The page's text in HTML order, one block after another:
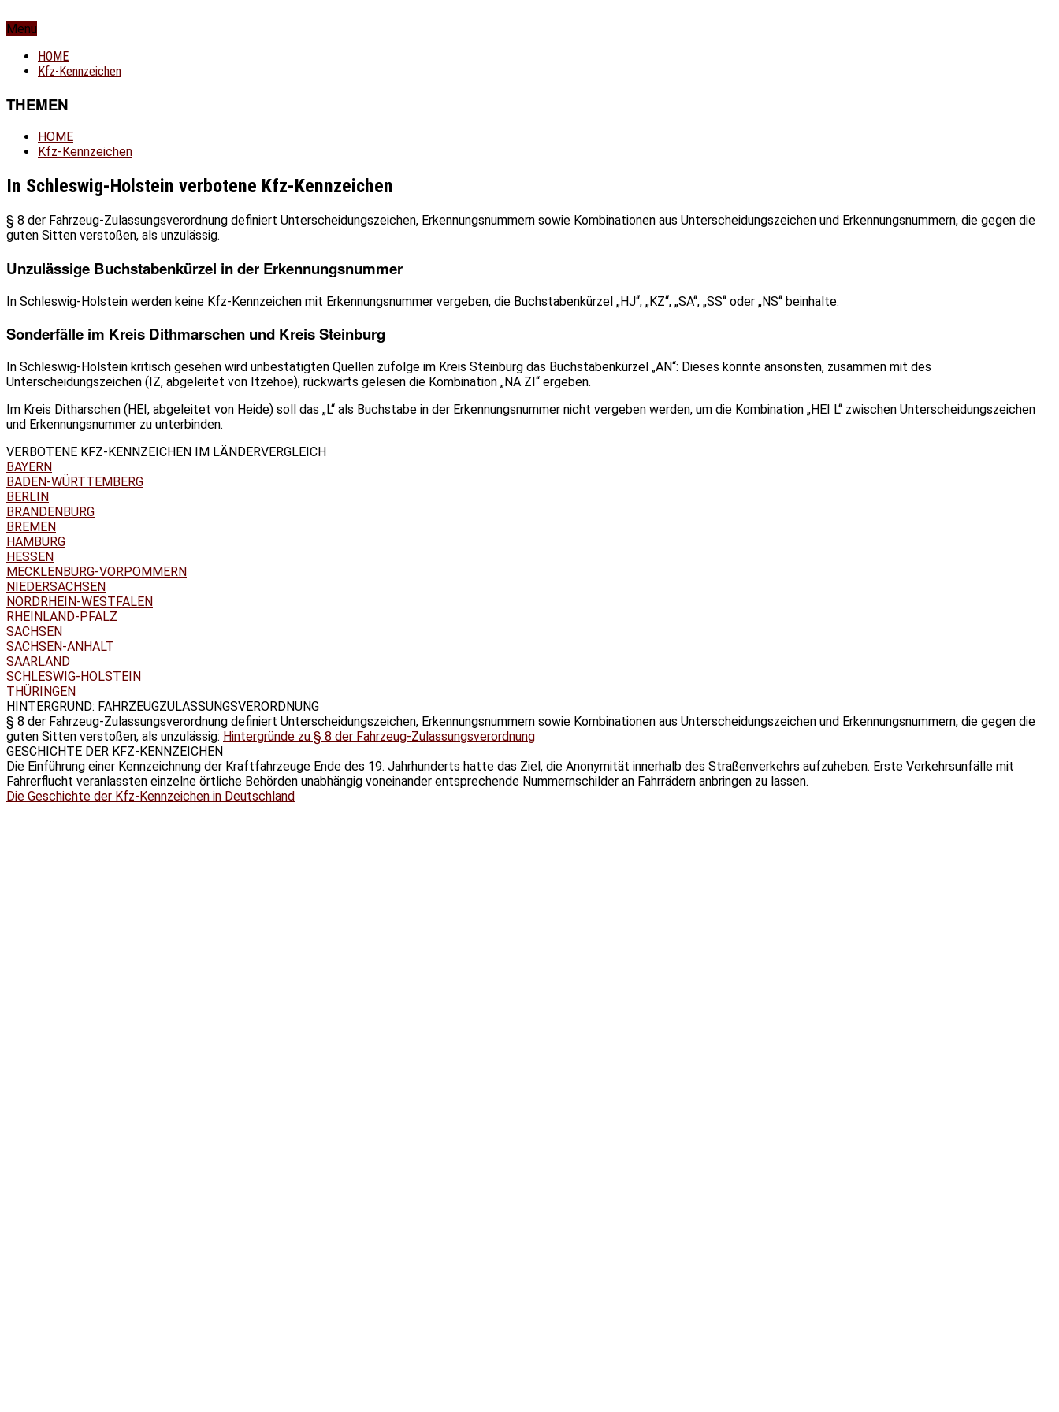
Menu
HOME
Kfz-Kennzeichen
THEMEN
HOME
Kfz-Kennzeichen
In Schleswig-Holstein verbotene Kfz-Kennzeichen
§ 8 der Fahrzeug-Zulassungsverordnung definiert Unterscheidungszeichen, Erkennungsnummern sowie Kombinationen aus Unterscheidungszeichen und Erkennungsnummern, die gegen die
guten Sitten verstoßen, als unzulässig.
Unzulässige Buchstabenkürzel in der Erkennungsnummer
In Schleswig-Holstein werden keine Kfz-Kennzeichen mit Erkennungsnummer vergeben, die Buchstabenkürzel „HJ“, „KZ“, „SA“, „SS“ oder „NS“ beinhalte.
Sonderfälle im Kreis Dithmarschen und Kreis Steinburg
In Schleswig-Holstein kritisch gesehen wird unbestätigten Quellen zufolge im Kreis Steinburg das Buchstabenkürzel „AN“: Dieses könnte ansonsten, zusammen mit des
Unterscheidungszeichen (IZ, abgeleitet von Itzehoe), rückwärts gelesen die Kombination „NA ZI“ ergeben.
Im Kreis Ditharschen (HEI, abgeleitet von Heide) soll das „L“ als Buchstabe in der Erkennungsnummer nicht vergeben werden, um die Kombination „HEI L“ zwischen Unterscheidungszeichen
und Erkennungsnummer zu unterbinden.
VERBOTENE KFZ-KENNZEICHEN IM LÄNDERVERGLEICH
BAYERN
BADEN-WÜRTTEMBERG
BERLIN
BRANDENBURG
BREMEN
HAMBURG
HESSEN
MECKLENBURG-VORPOMMERN
NIEDERSACHSEN
NORDRHEIN-WESTFALEN
RHEINLAND-PFALZ
SACHSEN
SACHSEN-ANHALT
SAARLAND
SCHLESWIG-HOLSTEIN
THÜRINGEN
HINTERGRUND: FAHRZEUGZULASSUNGSVERORDNUNG
§ 8 der Fahrzeug-Zulassungsverordnung definiert Unterscheidungszeichen, Erkennungsnummern sowie Kombinationen aus Unterscheidungszeichen und Erkennungsnummern, die gegen die
guten Sitten verstoßen, als unzulässig: Hintergründe zu § 8 der Fahrzeug-Zulassungsverordnung
GESCHICHTE DER KFZ-KENNZEICHEN
Die Einführung einer Kennzeichnung der Kraftfahrzeuge Ende des 19. Jahrhunderts hatte das Ziel, die Anonymität innerhalb des Straßenverkehrs aufzuheben. Erste Verkehrsunfälle mit
Fahrerflucht veranlassten einzelne örtliche Behörden unabhängig voneinander entsprechende Nummernschilder an Fahrrädern anbringen zu lassen.
Die Geschichte der Kfz-Kennzeichen in Deutschland